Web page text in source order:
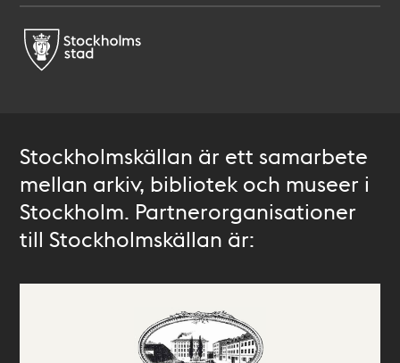
Stockholmskällan är ett samarbete
mellan arkiv, bibliotek och museer i
Stockholm. Partnerorganisationer
till Stockholmskällan är: